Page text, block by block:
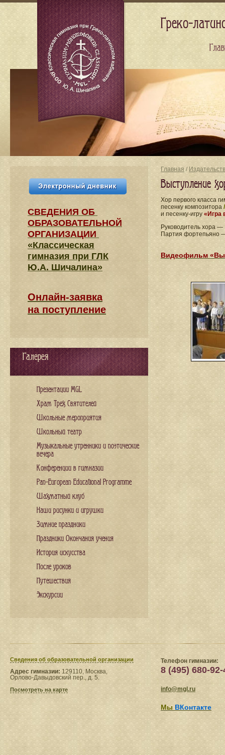
Главная /
Выступление
Хор первого класса
песенку композитора
и песенку-игру «Игра
Руководитель хора —
Партия фортепьяно
Видеофильм
СВЕДЕНИЯ​ ОБ
ОБРАЗОВАТЕЛЬНОЙ
ОРГАНИЗАЦИИ
«Классическая
гимназия при ГЛК
Ю.А. Шичалина»
Онлайн-заявка
на поступление
Галерея
Презентации MGL
Храм Трех Святителей
Школьные мероприятия
Школьный театр
Музыкальные утренники и поэтические
вечера
Конференции в гимназии
Pan-European Educational Programme
Шахматный клуб
Наши рисунки и игрушки
Зимние праздники
Праздники Окончания учения
История искусства
После уроков
Путешествия
Экскурсии
Сведения​ об образовательной организации
Адрес гимназии: 129110, Москва,
Орлово-Давыдовский пер., д. 5.
Посмотреть на карте
Телефон гимназии:
8 (495) 680-92-
info@mgl.ru
Мы ВКонтакте
Греко-